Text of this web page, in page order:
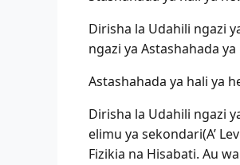
Dirisha la Udahili ngazi
ngazi ya Astashahada ya
Astashahada ya hali ya
Dirisha la Udahili ngazi
elimu ya sekondari(A’
Fizikia na Hisabati. Au